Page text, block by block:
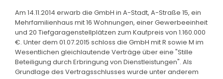
Am 14.11.2014 erwarb die GmbH in A-Stadt, A-Straße 15, ein
Mehrfamilienhaus mit 16 Wohnungen, einer Gewerbeeinheit
und 20 Tiefgaragenstellplätzen zum Kaufpreis von 1.160.000
€. Unter dem 01.07.2015 schloss die GmbH mit R sowie M im
Wesentlichen gleichlautende Verträge über eine "Stille
Beteiligung durch Erbringung von Dienstleistungen". Als
Grundlage des Vertragsschlusses wurde unter anderem